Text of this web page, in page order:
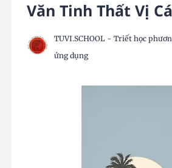
Văn Tinh Thất Vị
TUVI.SCHOOL - Triết học
ứng dụng